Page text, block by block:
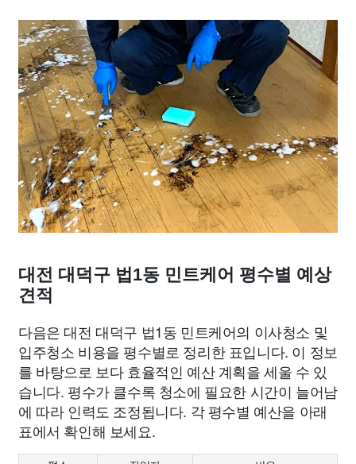
대전 대덕구 법1동 민트케어 평수별 예상
견적
다음은 대전 대덕구 법1동 민트케어의 이사청소 및
입주청소 비용을 평수별로 정리한 표입니다. 이 정보
를 바탕으로 보다 효율적인 예산 계획을 세울 수 있
습니다. 평수가 클수록 청소에 필요한 시간이 늘어남
에 따라 인력도 조정됩니다. 각 평수별 예산을 아래
표에서 확인해 보세요.